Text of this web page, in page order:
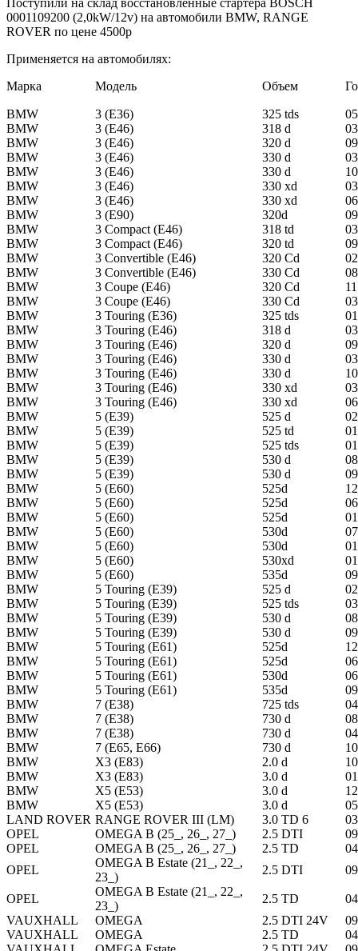
0001109200 (2,0kW/12v) на автомобили BMW, RANGE
ROVER по цене 4500р
Применяется на автомобилях:
Марка
Модель Объем
BMW 3 (E36) 325 tds
BMW
3 (E46) 318 d
BMW
3 (E46) 320 d
BMW
3 (E46) 330 d
BMW
3 (E46) 330 d
BMW
3 (E46) 330 xd
BMW
3 (E46) 330 xd
BMW
3 (E90) 320d
BMW
3 Compact (E46) 318 td
BMW
3 Compact (E46) 320 td
BMW
3 Convertible (E46) 320 Cd
BMW
3 Convertible (E46) 330 Cd
BMW
3 Coupe (E46) 320 Cd
BMW
3 Coupe (E46) 330 Cd
BMW
3 Touring (E36) 325 tds
BMW
3 Touring (E46) 318 d
BMW
3 Touring (E46) 320 d
BMW
3 Touring (E46) 330 d
BMW
3 Touring (E46) 330 d
BMW
3 Touring (E46) 330 xd
BMW
3 Touring (E46) 330 xd
BMW
5 (E39) 525 d
BMW
5 (E39) 525 td
BMW
5 (E39) 525 tds
BMW
5 (E39) 530 d
BMW
5 (E39) 530 d
BMW
5 (E60) 525d
BMW
5 (E60) 525d
BMW
5 (E60) 525d
BMW
5 (E60) 530d
BMW
5 (E60) 530d
BMW
5 (E60) 530xd
BMW
5 (E60) 535d
BMW
5 Touring (E39) 525 d
BMW
5 Touring (E39) 525 tds
BMW
5 Touring (E39) 530 d
BMW
5 Touring (E39) 530 d
BMW
5 Touring (E61) 525d
BMW
5 Touring (E61) 525d
BMW
5 Touring (E61) 530d
BMW
5 Touring (E61) 535d
BMW
7 (E38) 725 tds
BMW
7 (E38) 730 d
BMW
7 (E38) 730 d
BMW
7 (E65, E66) 730 d
BMW
X3 (E83) 2.0 d
BMW
X3 (E83) 3.0 d
BMW
X5 (E53) 3.0 d
BMW
X5 (E53) 3.0 d
LAND ROVER RANGE ROVER III (LM) 3.0 TD 6
OPEL
OMEGA B (25_, 26_, 27_) 2.5 DTI
OPEL
OMEGA B (25_, 26_, 27_) 2.5 TD
OPEL
OMEGA B Estate (21_, 22_,
23_)
2.5 DTI
OPEL
OMEGA B Estate (21_, 22_,
23_)
2.5 TD
VAUXHALL
OMEGA 2.5 DTI 24V
VAUXHALL
OMEGA 2.5 TD